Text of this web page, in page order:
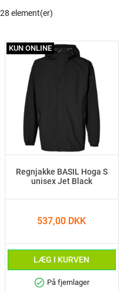
element(er)
Regnjakke BASIL Hoga S
unisex Jet Black
537,00 DKK
LÆG I KURVEN
check_circle På fjernlager
KUN ONLINE